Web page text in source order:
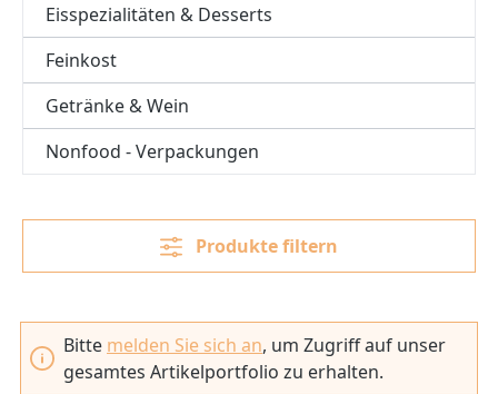
Eisspezialitäten & Desserts
Feinkost
Getränke & Wein
Nonfood - Verpackungen
Produkte filtern
Bitte melden Sie sich an, um Zugriff auf unser
gesamtes Artikelportfolio zu erhalten.